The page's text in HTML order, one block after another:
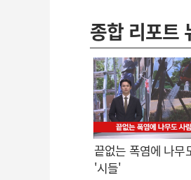
종합 리포트
끝없는 폭염에 나무
'시들'